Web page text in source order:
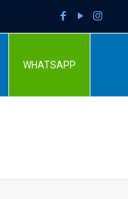
WHATSAPP